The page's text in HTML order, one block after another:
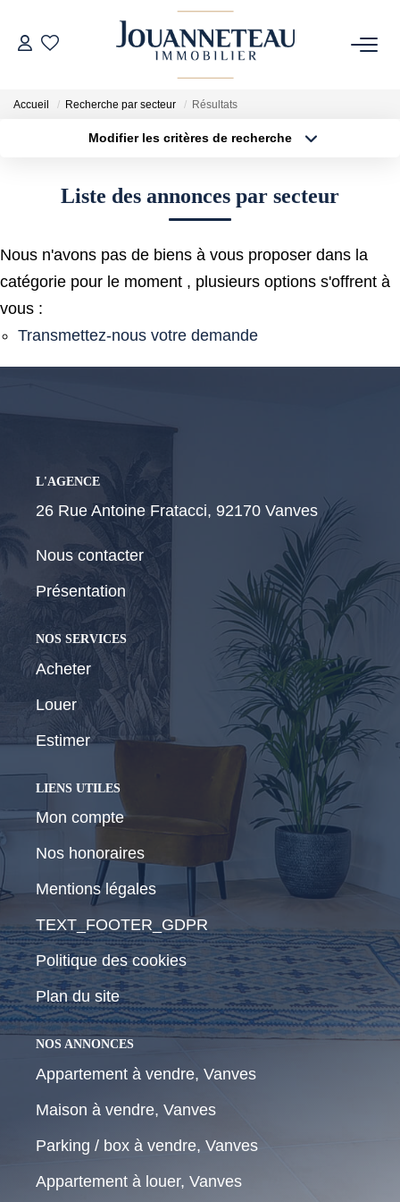
OFF-MARKET
ESTIMER
Estimation Sur Rendez-Vous
NOTRE HISTOIRE
Accueil Recherche par secteur Résultats
Modifier les critères de recherche
Type de bien
Surface min
Budget max Plus de critères
Liste des annonces par secteur
Nous n'avons pas de biens à vous proposer dans la
catégorie pour le moment , plusieurs options s'offrent à
vous :
Transmettez-nous votre demande
L'AGENCE
26 Rue Antoine Fratacci, 92170 Vanves
Nous contacter
Présentation
NOS SERVICES
Acheter
Louer
Estimer
LIENS UTILES
Mon compte
Nos honoraires
Mentions légales
TEXT_FOOTER_GDPR
Politique des cookies
Plan du site
NOS ANNONCES
Appartement à vendre, Vanves
Maison à vendre, Vanves
Parking / box à vendre, Vanves
Appartement à louer, Vanves